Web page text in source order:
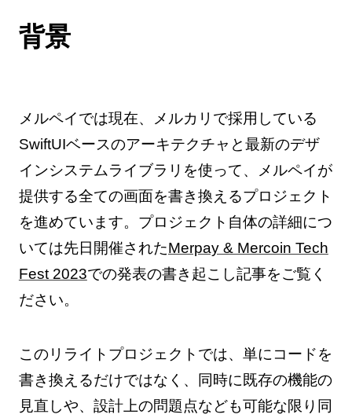
背景
メルペイでは現在、メルカリで採用している
SwiftUIベースのアーキテクチャと最新のデザ
インシステムライブラリを使って、メルペイが
提供する全ての画面を書き換えるプロジェクト
を進めています。プロジェクト自体の詳細につ
いては先日開催されたMerpay & Mercoin Tech
Fest 2023での発表の書き起こし記事をご覧く
ださい。
このリライトプロジェクトでは、単にコードを
書き換えるだけではなく、同時に既存の機能の
見直しや、設計上の問題点なども可能な限り同